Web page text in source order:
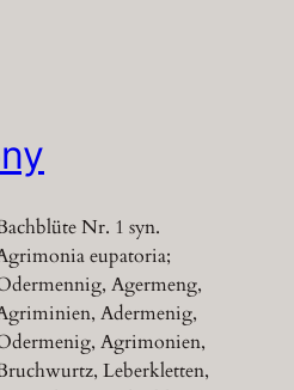
Nr. 1 syn.
eupatoria;
Agermeng,
Adermenig,
Agrimonien,
Leberkletten,